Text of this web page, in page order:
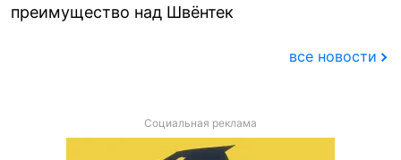
преимущество над Швёнтек
все новости
Социальная реклама